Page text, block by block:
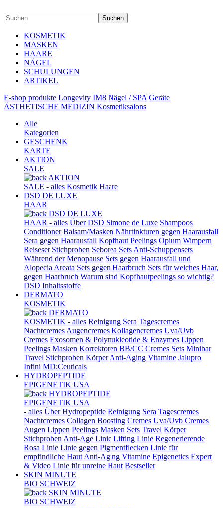
Suchen
KOSMETIK
MASKEN
HAARE
NÄGEL
SCHULUNGEN
ARTIKEL
E-shop produkte Longevity IM8 Nägel / SPA Geräte
ÄSTHETISCHE MEDIZIN Kosmetiksalons
Alle
Kategorien
GESCHENK
KARTE
AKTION
SALE
AKTION
SALE - alles Kosmetik Haare
DSD DE LUXE
HAAR
DSD DE LUXE
HAAR - alles Über DSD Simone de Luxe Shampoos
Conditioner Balsam/Masken Nährtinkturen gegen Haarausfall
Sera gegen Haarausfall Kopfhaut Peelings Opium Wimpern
Reiseset Stichproben Seborea Sets Anti-Schuppensets
Während der Menopause Sets gegen Haarausfall und
Alopecia Areata Sets gegen Haarbruch Sets für weiches Haar,
gegen Haarbruch Warum sind Kopfhautpeelings so wichtig?
DSD Inhaltsstoffe
DERMATO
KOSMETIK
DERMATO
KOSMETIK - alles Reinigung Sera Tagescremes
Nachtcremes Augencremes Kollagencremes Uva/Uvb
Cremes Exosomen & Polynukleotide & Enzymes Lippen
Peelings Masken Korrektoren BB/CC Cremes Sets Minibar
Travel Stichproben Körper Anti-Aging Vitamine Jalupro
Infini MD:Ceuticals
HYDROPEPTIDE
EPIGENETIK USA
HYDROPEPTIDE
EPIGENETIK USA
- alles Über Hydropeptide Reinigung Sera Tagescremes
Nachtcremes Collagen Boosting Cremes Uva/Uvb Cremes
Augen Lippen Peelings Masken Sets Travel Körper
Stichproben Anti-Age Linie Lifting Linie Regenerierende
Rosa Linie Linie gegen Pigmentflecken Linie für
empfindliche Haut Anti-Aging Vitamine Epigenetics Expert
& Video Linie für unreine Haut Bestseller
SKIN MINUTE
BIO SCHWEIZ
SKIN MINUTE
BIO SCHWEIZ